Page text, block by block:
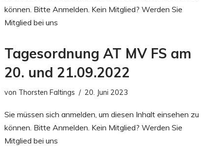
können. Bitte Anmelden. Kein Mitglied? Werden Sie
Mitglied bei uns
Tagesordnung AT MV FS am
20. und 21.09.2022
von Thorsten Faltings 20. Juni 2023
Sie müssen sich anmelden, um diesen Inhalt einsehen zu
können. Bitte Anmelden. Kein Mitglied? Werden Sie
Mitglied bei uns